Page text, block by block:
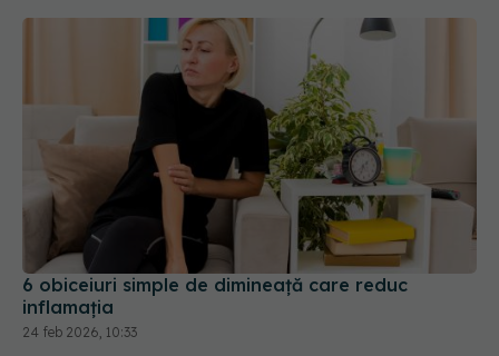
6 obiceiuri simple de dimineață care reduc
inflamația
24 feb 2026, 10:33